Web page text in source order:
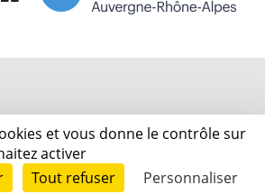
et vous donne le contrôle sur
activer
Tout refuser Personnaliser